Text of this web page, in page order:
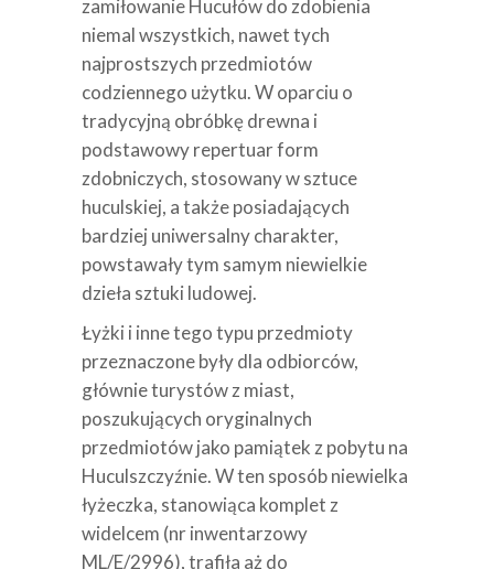
zamiłowanie Hucułów do zdobienia
niemal wszystkich, nawet tych
najprostszych przedmiotów
codziennego użytku. W oparciu o
tradycyjną obróbkę drewna i
podstawowy repertuar form
zdobniczych, stosowany w sztuce
huculskiej, a także posiadających
bardziej uniwersalny charakter,
powstawały tym samym niewielkie
dzieła sztuki ludowej.
Łyżki i inne tego typu przedmioty
przeznaczone były dla odbiorców,
głównie turystów z miast,
poszukujących oryginalnych
przedmiotów jako pamiątek z pobytu na
Huculszczyźnie. W ten sposób niewielka
łyżeczka, stanowiąca komplet z
widelcem (nr inwentarzowy
ML/E/2996), trafiła aż do